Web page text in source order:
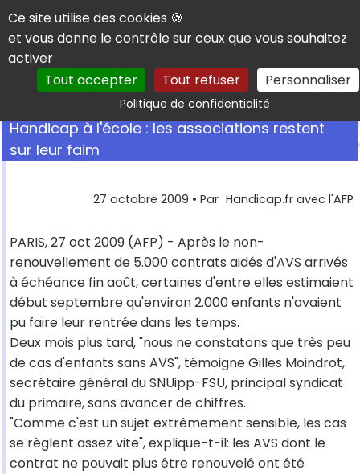
Panneau de gestion des cookies
Ce site utilise des cookies 🍪
et vous donne le contrôle sur ceux que vous souhaitez
activer
Tout accepter
Tout refuser Personnaliser
Politique de confidentialitéRechercher
Handicap à l'école : les associations restent
sur leur faim
27 octobre 2009 • Par Handicap.fr avec l'AFP
PARIS, 27 oct 2009 (AFP) - Après le non-
renouvellement de 5.000 contrats aidés d'AVS arrivés
à échéance fin août, certaines d'entre elles estimaient
début septembre qu'environ 2.000 enfants n'avaient
pu faire leur rentrée dans les temps.
Deux mois plus tard, "nous ne constatons que très peu
de cas d'enfants sans AVS", témoigne Gilles Moindrot,
secrétaire général du SNUipp-FSU, principal syndicat
du primaire, sans avancer de chiffres.
"Comme c'est un sujet extrêmement sensible, les cas
se règlent assez vite", explique-t-il: les AVS dont le
contrat ne pouvait plus être renouvelé ont été